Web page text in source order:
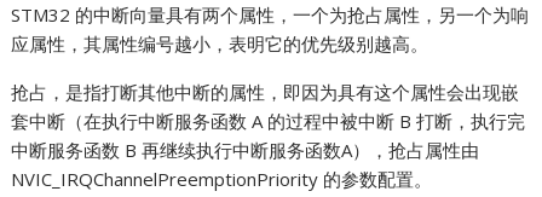
STM32 的中断向量具有两个属性，一个为抢占属性，另一个为响
应属性，其属性编号越小，表明它的优先级别越高。
抢占，是指打断其他中断的属性，即因为具有这个属性会出现嵌
套中断（在执行中断服务函数 A 的过程中被中断 B 打断，执行完
中断服务函数 B 再继续执行中断服务函数A），抢占属性由
NVIC_IRQChannelPreemptionPriority 的参数配置。